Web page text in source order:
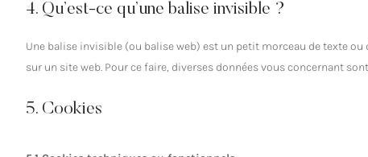
4. Qu’est-ce qu’une balise invisible ?
Une balise invisible (ou balise web) est un petit morceau de texte
sur un site web. Pour ce faire, diverses données vous concernant
5. Cookies